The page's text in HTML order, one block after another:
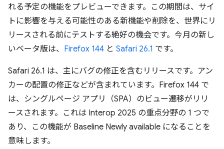
れる予定の機能をプレビューできます。この期間は、サイ
トに影響を与える可能性のある新機能や削除を、世界にリ
リースされる前にテストする絶好の機会です。今月の新し
いベータ版は、 Firefox 144 と Safari 26.1 です。
Safari 26.1 は、主にバグの修正を含むリリースです。アン
カーの配置の修正などが含まれています。Firefox 144 で
は、シングルページ アプリ（SPA）のビュー遷移がリリ
ースされます。これは Interop 2025 の重点分野の 1 つで
あり、この機能が Baseline Newly available になることを
意味します。